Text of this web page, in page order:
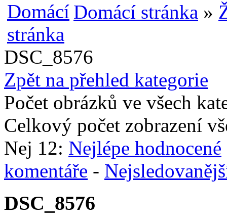
Domácí stránka »
DSC_8576
Zpět na přehled kategorie
Počet obrázků ve všech
Celkový počet zobrazení
Nej 12: Nejlépe hodnocené
komentáře -
DSC_8576